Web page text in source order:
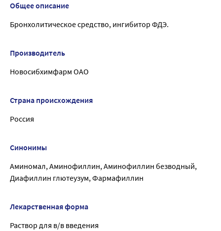
Общее описание
Бронхолитическое средство, ингибитор ФДЭ.
Производитель
Новосибхимфарм ОАО
Страна происхождения
Россия
Синонимы
Аминомал, Аминофиллин, Аминофиллин безводный,
Диафиллин глютеузум, Фармафиллин
Лекарственная форма
Раствор для в/в введения